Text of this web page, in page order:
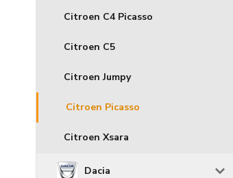
Citroen C4 Picasso
Citroen C5
Citroen Jumpy
Citroen Picasso
Citroen Xsara
Dacia